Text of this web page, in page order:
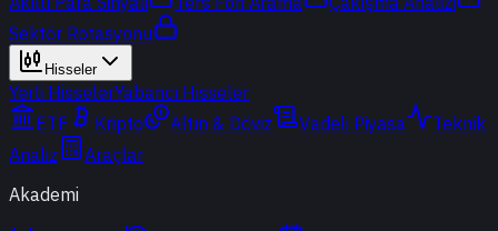
Sektör Rotasyonu
Hisseler
Yerli HisselerYabancı Hisseler
ETF
Kripto Altın & Döviz Vadeli Piyasa
Teknik
Analiz
Araçlar
Akademi